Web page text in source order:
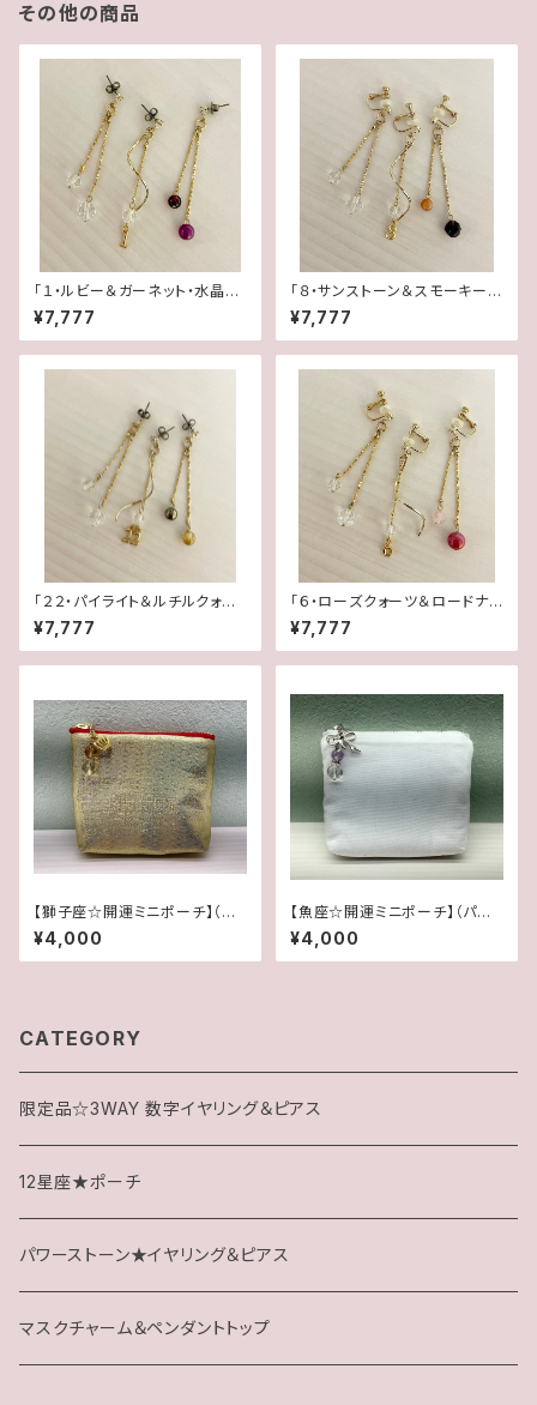
その他の商品
「１・ルビー＆ガーネット・水晶」
【3WAY 数字イヤリング＆ピア
ス】
¥7,777
「８・サンストーン＆スモーキーク
ォーツ・水晶」【3WAY 数字イヤ
リング＆ピアス】
¥7,777
「２２・パイライト＆ルチルクォー
ツ・水晶」【3WAY 数字イヤリン
グ＆ピアス】
¥7,777
「６・ローズクォーツ＆ロードナイ
ト・水晶」【3WAY 数字イヤリン
グ＆ピアス】
¥7,777
【獅子座☆開運ミニポーチ】（パ
ワーストーンブレス専用にも最
適）
¥4,000
【魚座☆開運ミニポーチ】（パワ
ーストーンブレス専用にも最適）
¥4,000
CATEGORY
限定品☆3WAY 数字イヤリング＆ピアス
12星座★ポーチ
パワーストーン★イヤリング＆ピアス
マスクチャーム＆ペンダントトップ